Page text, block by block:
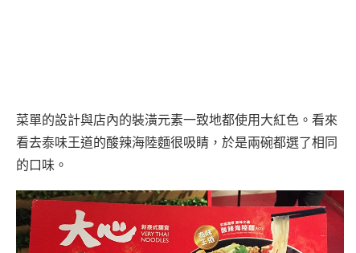
菜單的設計與店內的裝潢元素一致地都使用大紅色。看來
看去泰味王道的酸辣海陸麵很吸睛，於是兩碗都選了相同
的口味。